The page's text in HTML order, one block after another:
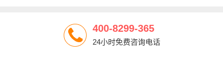
400-8299-365
24小时免费咨询电话